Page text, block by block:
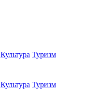
Культура Туризм
Культура Туризм